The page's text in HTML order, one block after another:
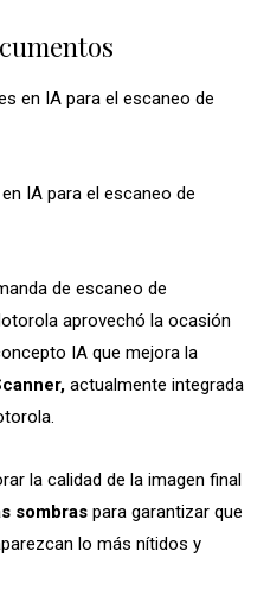
IA para el escaneo de
de escaneo de
aprovechó la ocasión
IA que mejora la
actualmente integrada
la calidad de la imagen final
sombras para garantizar que
lo más nítidos y